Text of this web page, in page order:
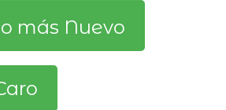
más Nuevo